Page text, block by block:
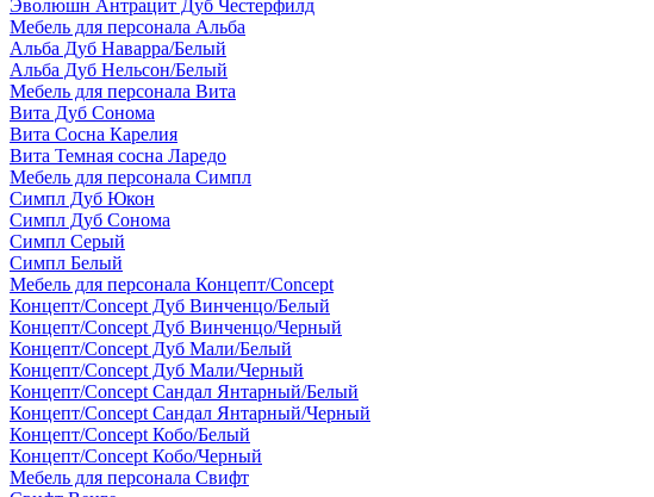
Эволюшн Антрацит Дуб Честерфилд
Мебель для персонала Альба
Альба Дуб Наварра/Белый
Альба Дуб Нельсон/Белый
Мебель для персонала Вита
Вита Дуб Сонома
Вита Сосна Карелия
Вита Темная сосна Ларедо
Мебель для персонала Симпл
Симпл Дуб Юкон
Симпл Дуб Сонома
Симпл Серый
Симпл Белый
Мебель для персонала Концепт/Concept
Концепт/Concept Дуб Винченцо/Белый
Концепт/Concept Дуб Винченцо/Черный
Концепт/Concept Дуб Мали/Белый
Концепт/Concept Дуб Мали/Черный
Концепт/Concept Сандал Янтарный/Белый
Концепт/Concept Сандал Янтарный/Черный
Концепт/Concept Кобо/Белый
Концепт/Concept Кобо/Черный
Мебель для персонала Свифт